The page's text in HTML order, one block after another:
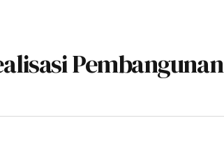
Pembangunan